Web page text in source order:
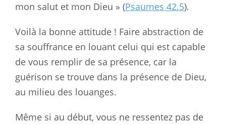
mon salut et mon Dieu » (Psaumes 42.5).
Voilà la bonne attitude ! Faire abstraction de
sa souffrance en louant celui qui est capable
de vous remplir de sa présence, car la
guérison se trouve dans la présence de Dieu,
au milieu des louanges.
Même si au début, vous ne ressentez pas de